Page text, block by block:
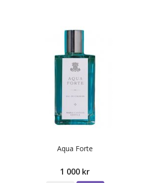
Aqua Forte
1 000 kr